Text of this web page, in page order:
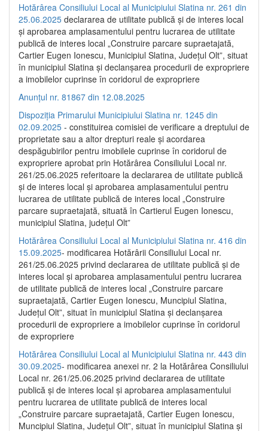
Hotărârea Consiliului Local al Municipiului Slatina nr. 261 din
25.06.2025 declararea de utilitate publică și de interes local
și aprobarea amplasamentului pentru lucrarea de utilitate
publică de interes local „Construire parcare supraetajată,
Cartier Eugen Ionescu, Municipiul Slatina, Județul Olt”, situat
în municipiul Slatina și declanșarea procedurii de expropriere
a imobilelor cuprinse în coridorul de expropriere
Anunțul nr. 81867 din 12.08.2025
Dispoziția Primarului Municipiului Slatina nr. 1245 din
02.09.2025 - constituirea comisiei de verificare a dreptului de
proprietate sau a altor drepturi reale și acordarea
despăgubirilor pentru imobilele cuprinse în coridorul de
expropriere aprobat prin Hotărârea Consiliului Local nr.
261/25.06.2025 referitoare la declararea de utilitate publică
și de interes local și aprobarea amplasamentului pentru
lucrarea de utilitate publică de interes local „Construire
parcare supraetajată, situată în Cartierul Eugen Ionescu,
municipiul Slatina, județul Olt”
Hotărârea Consiliului Local al Municipiului Slatina nr. 416 din
15.09.2025- modificarea Hotărârii Consiliului Local nr.
261/25.06.2025 privind declararea de utilitate publică și de
interes local și aprobarea amplasamentului pentru lucrarea
de utilitate publică de interes local „Construire parcare
supraetajată, Cartier Eugen Ionescu, Muncipiul Slatina,
Județul Olt”, situat în municipiul Slatina și declanșarea
procedurii de expropriere a imobilelor cuprinse în coridorul
de expropriere
Hotărârea Consiliului Local al Municipiului Slatina nr. 443 din
30.09.2025- modificarea anexei nr. 2 la Hotărârea Consiliului
Local nr. 261/25.06.2025 privind declararea de utilitate
publică şi de interes local şi aprobarea amplasamentului
pentru lucrarea de utilitate publică de interes local
„Construire parcare supraetajată, Cartier Eugen Ionescu,
Muncipiul Slatina, Judeţul Olt”, situat în municipiul Slatina şi